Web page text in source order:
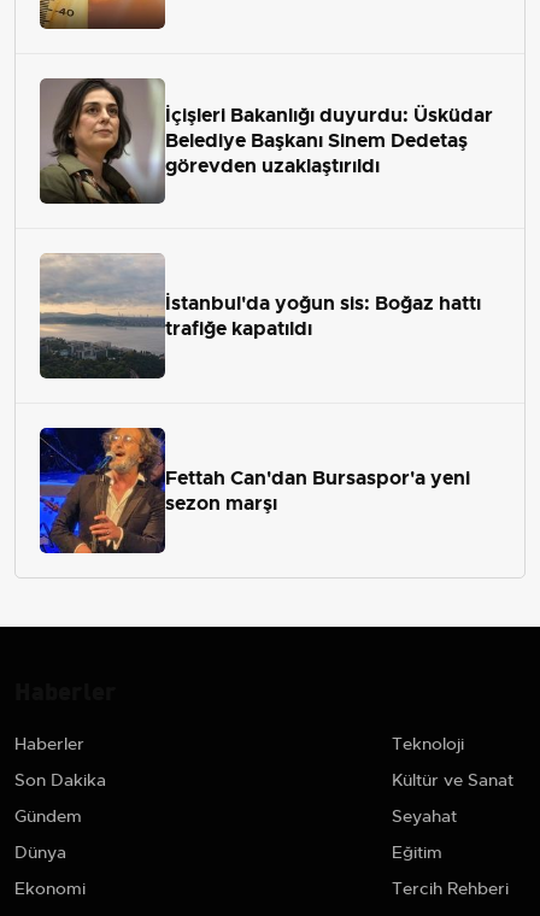
İçişleri Bakanlığı duyurdu: Üsküdar
Belediye Başkanı Sinem Dedetaş
görevden uzaklaştırıldı
İstanbul'da yoğun sis: Boğaz hattı
trafiğe kapatıldı
Fettah Can'dan Bursaspor'a yeni
sezon marşı
Haberler
Son Dakika
Gündem
Dünya
Ekonomi
Teknoloji
Kültür ve Sanat
Seyahat
Eğitim
Tercih Rehberi